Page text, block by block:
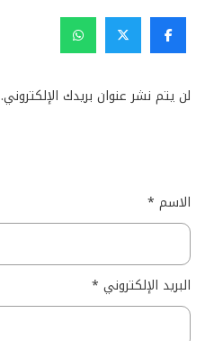
لن يتم نشر عنوان بريدك الإلكتروني.
الاسم *
البريد الإلكتروني *